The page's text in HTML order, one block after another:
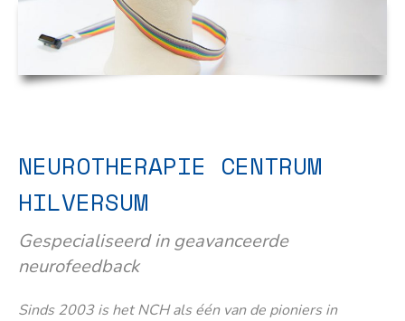
NEUROTHERAPIE CENTRUM
HILVERSUM
Gespecialiseerd in geavanceerde
neurofeedback
Sinds 2003 is het NCH als één van de pioniers in